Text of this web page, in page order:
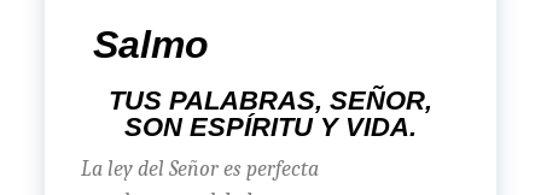
Salmo
TUS PALABRAS, SEÑOR,
SON ESPÍRITU Y VIDA.
La ley del Señor es perfecta